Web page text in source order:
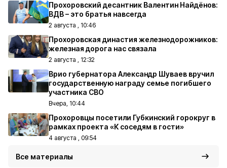
Прохоровский десантник Валентин Найдёнов:
ВДВ – это братья навсегда
2 августа , 10:46
Прохоровская династия железнодорожников:
железная дорога нас связала
2 августа , 12:32
Врио губернатора Александр Шуваев вручил
государственную награду семье погибшего
участника СВО
Вчера, 10:44
Прохоровцы посетили Губкинский горокруг в
рамках проекта «К соседям в гости»
4 августа , 09:54
Все материалы